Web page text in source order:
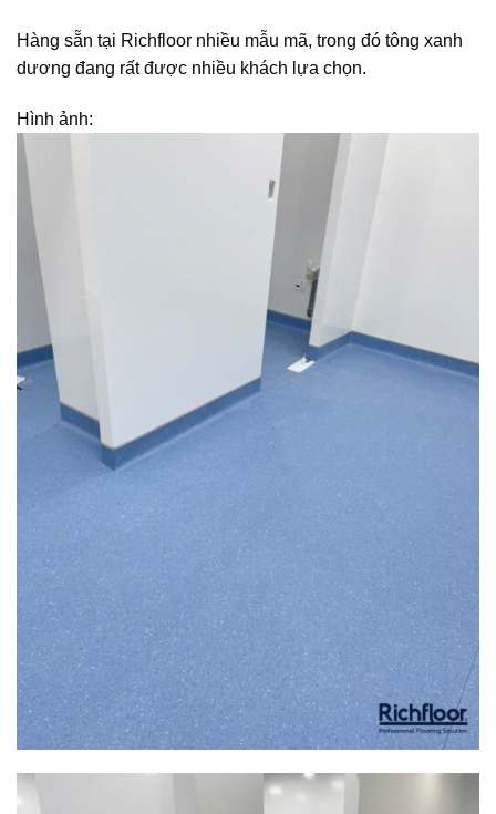
Hàng sẵn tại Richfloor nhiều mẫu mã, trong đó tông xanh
dương đang rất được nhiều khách lựa chọn.
Hình ảnh: